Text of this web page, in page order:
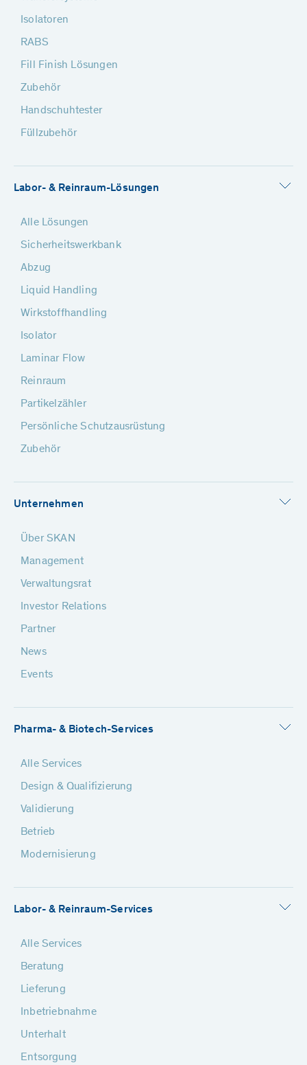
Isolatoren
RABS
Fill Finish Lösungen
Zubehör
Handschuhtester
Füllzubehör
Labor- & Reinraum-Lösungen
Alle Lösungen
Sicherheitswerkbank
Abzug
Liquid Handling
Wirkstoffhandling
Isolator
Laminar Flow
Reinraum
Partikelzähler
Persönliche Schutzausrüstung
Zubehör
Unternehmen
Über SKAN
Management
Verwaltungsrat
Investor Relations
Partner
News
Events
Pharma- & Biotech-Services
Alle Services
Design & Qualifizierung
Validierung
Betrieb
Modernisierung
Labor- & Reinraum-Services
Alle Services
Beratung
Lieferung
Inbetriebnahme
Unterhalt
Entsorgung